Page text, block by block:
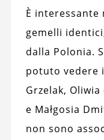
È interessante
gemelli
dalla Polonia.
potuto vedere
Grzelak,
e Małgosia
non sono